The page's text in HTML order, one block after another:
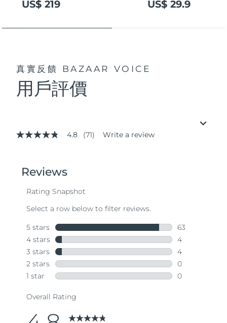
US$ 219 US$ 29.9
真實反饋 BAZAAR VOICE
用戶評價
4.8
stars,
average
value.
Same
page
link.
4.8 (71) Write a review